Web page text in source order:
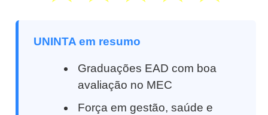
UNINTA em resumo
Graduações EAD com boa
avaliação no MEC
Força em gestão, saúde e